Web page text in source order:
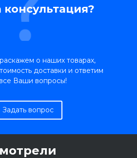
о наших товарах,
доставки и ответим
Ваши вопросы!
Задать вопрос